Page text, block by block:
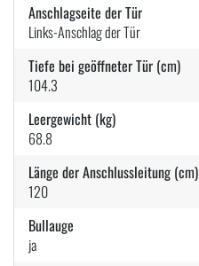
Anschlagseite der Tür
Links-Anschlag der Tür
Tiefe bei geöffneter Tür (cm)
104.3
Leergewicht (kg)
68.8
Länge der Anschlussleitung (cm)
120
Bullauge
ja